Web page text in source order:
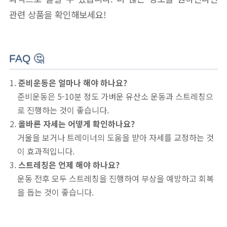
관련 상품을 확인해보세요!
FAQ 🤔
준비운동은 얼마나 해야 하나요?
준비운동은 5-10분 정도 가벼운 유산소 운동과 스트레칭으
로 진행하는 것이 좋습니다.
올바른 자세는 어떻게 확인하나요?
거울을 보거나 트레이너의 도움을 받아 자세를 교정하는 것
이 효과적입니다.
스트레칭은 언제 해야 하나요?
운동 전후 모두 스트레칭을 진행하여 부상을 예방하고 회복
을 돕는 것이 좋습니다.